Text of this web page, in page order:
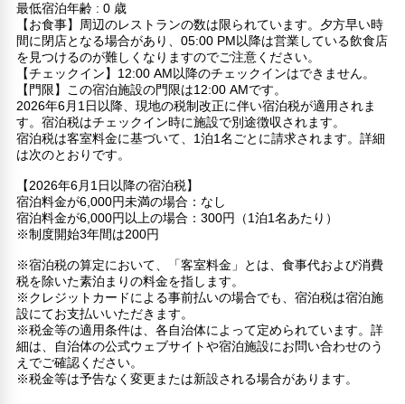
最低宿泊年齢 : 0 歳
【お食事】周辺のレストランの数は限られています。夕方早い時
間に閉店となる場合があり、05:00 PM以降は営業している飲食店
を見つけるのが難しくなりますのでご注意ください。
【チェックイン】12:00 AM以降のチェックインはできません。
【門限】この宿泊施設の門限は12:00 AMです。
2026年6月1日以降、現地の税制改正に伴い宿泊税が適用されま
す。宿泊税はチェックイン時に施設で別途徴収されます。
宿泊税は客室料金に基づいて、1泊1名ごとに請求されます。詳細
は次のとおりです。
【2026年6月1日以降の宿泊税】
宿泊料金が6,000円未満の場合：なし
宿泊料金が6,000円以上の場合：300円（1泊1名あたり）
※制度開始3年間は200円
※宿泊税の算定において、「客室料金」とは、食事代および消費
税を除いた素泊まりの料金を指します。
※クレジットカードによる事前払いの場合でも、宿泊税は宿泊施
設にてお支払いいただきます。
※税金等の適用条件は、各自治体によって定められています。詳
細は、自治体の公式ウェブサイトや宿泊施設にお問い合わせのう
えでご確認ください。
※税金等は予告なく変更または新設される場合があります。